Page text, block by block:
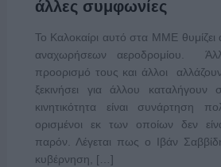
άλλες συμφωνίες
Το Καλοκαίρι αυτό στα ΜΜΕ θυμίζει
αναχωρήσεων αεροδρομίου.
προορισμό τους και άλλοι
ξεκινήσει για άλλου
κινητικότητα είναι συνάρτηση
ορισμένοι εκ των οποίων δεν
παρόν. Λέγεται πως ο Ιβάν
κυβέρνηση, […]